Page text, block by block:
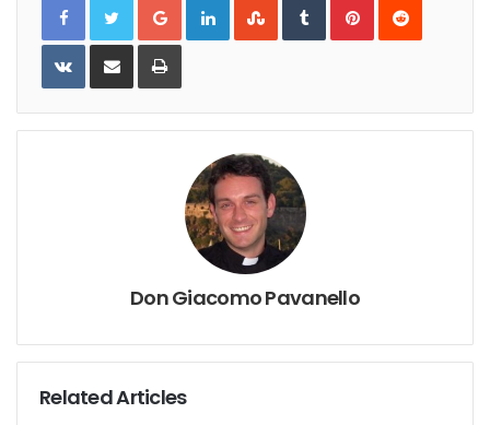
VKontakteShare
Email
Print
Don Giacomo Pavanello
Related Articles